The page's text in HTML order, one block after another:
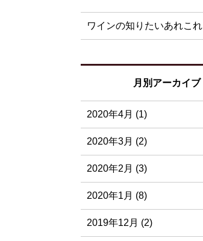
ワインの知りたいあれこれ
月別アーカイブ
2020年4月 (1)
2020年3月 (2)
2020年2月 (3)
2020年1月 (8)
2019年12月 (2)